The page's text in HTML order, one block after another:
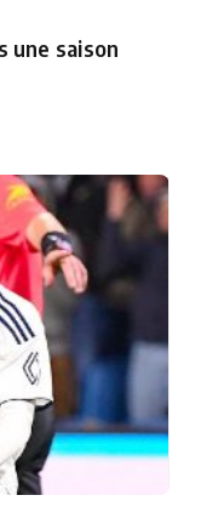
une saison